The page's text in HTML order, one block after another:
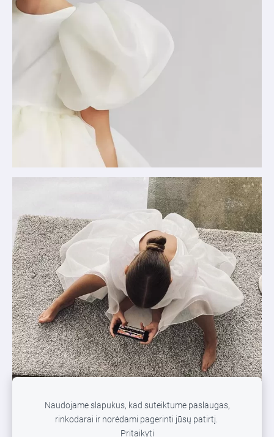
Naudojame slapukus, kad suteiktume paslaugas,
rinkodarai ir norėdami pagerinti jūsų patirtį.
Pritaikyti